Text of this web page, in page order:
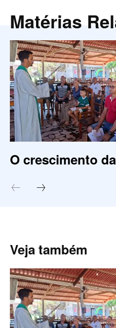
Matérias
O crescimento
Veja também